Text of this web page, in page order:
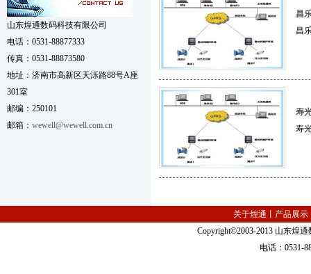
山东煌通数码科技有限公司
电话：0531-88877333
传真：0531-88873580
地址：济南市高新区天泺路88号A座
301室
邮编：250101
邮箱： wewell@wewell.com.cn
昌
昌
寿
寿
关于煌通丨
产品展示
Copyright©2003-2013 山东煌
电话：0531-